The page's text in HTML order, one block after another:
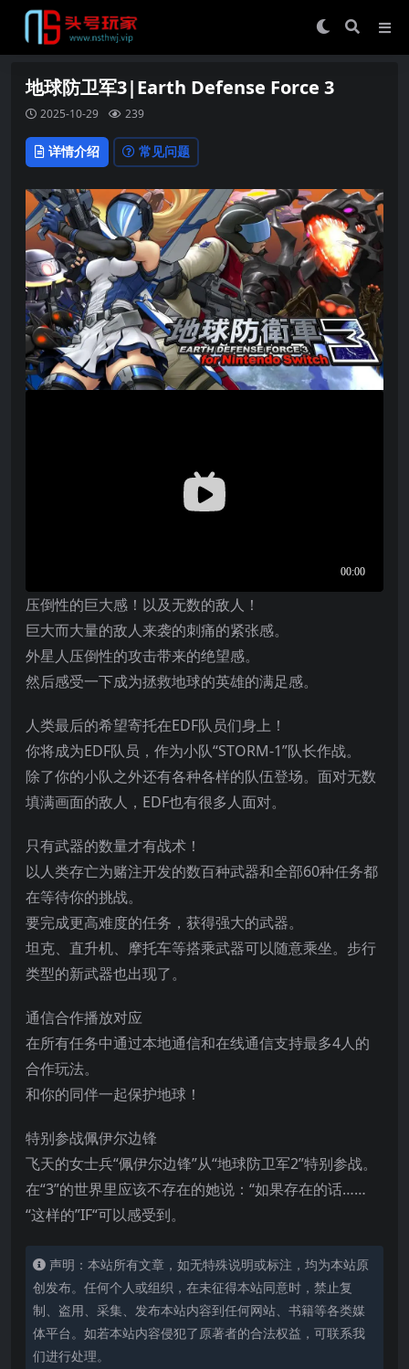
地球防卫军3|Earth Defense Force 3
2025-10-29 239
详情介绍 常见问题
压倒性的巨大感！以及无数的敌人！
巨大而大量的敌人来袭的刺痛的紧张感。
外星人压倒性的攻击带来的绝望感。
然后感受一下成为拯救地球的英雄的满足感。
人类最后的希望寄托在EDF队员们身上！
你将成为EDF队员，作为小队“STORM-1”队长作战。
除了你的小队之外还有各种各样的队伍登场。面对无数
填满画面的敌人，EDF也有很多人面对。
只有武器的数量才有战术！
以人类存亡为赌注开发的数百种武器和全部60种任务都
在等待你的挑战。
要完成更高难度的任务，获得强大的武器。
坦克、直升机、摩托车等搭乘武器可以随意乘坐。步行
类型的新武器也出现了。
通信合作播放对应
在所有任务中通过本地通信和在线通信支持最多4人的
合作玩法。
和你的同伴一起保护地球！
特别参战佩伊尔边锋
飞天的女士兵“佩伊尔边锋”从“地球防卫军2”特别参战。
在“3”的世界里应该不存在的她说：“如果存在的话……
“这样的”IF“可以感受到。
声明：本站所有文章，如无特殊说明或标注，均为本站原
创发布。任何个人或组织，在未征得本站同意时，禁止复
制、盗用、采集、发布本站内容到任何网站、书籍等各类媒
体平台。如若本站内容侵犯了原著者的合法权益，可联系我
们进行处理。